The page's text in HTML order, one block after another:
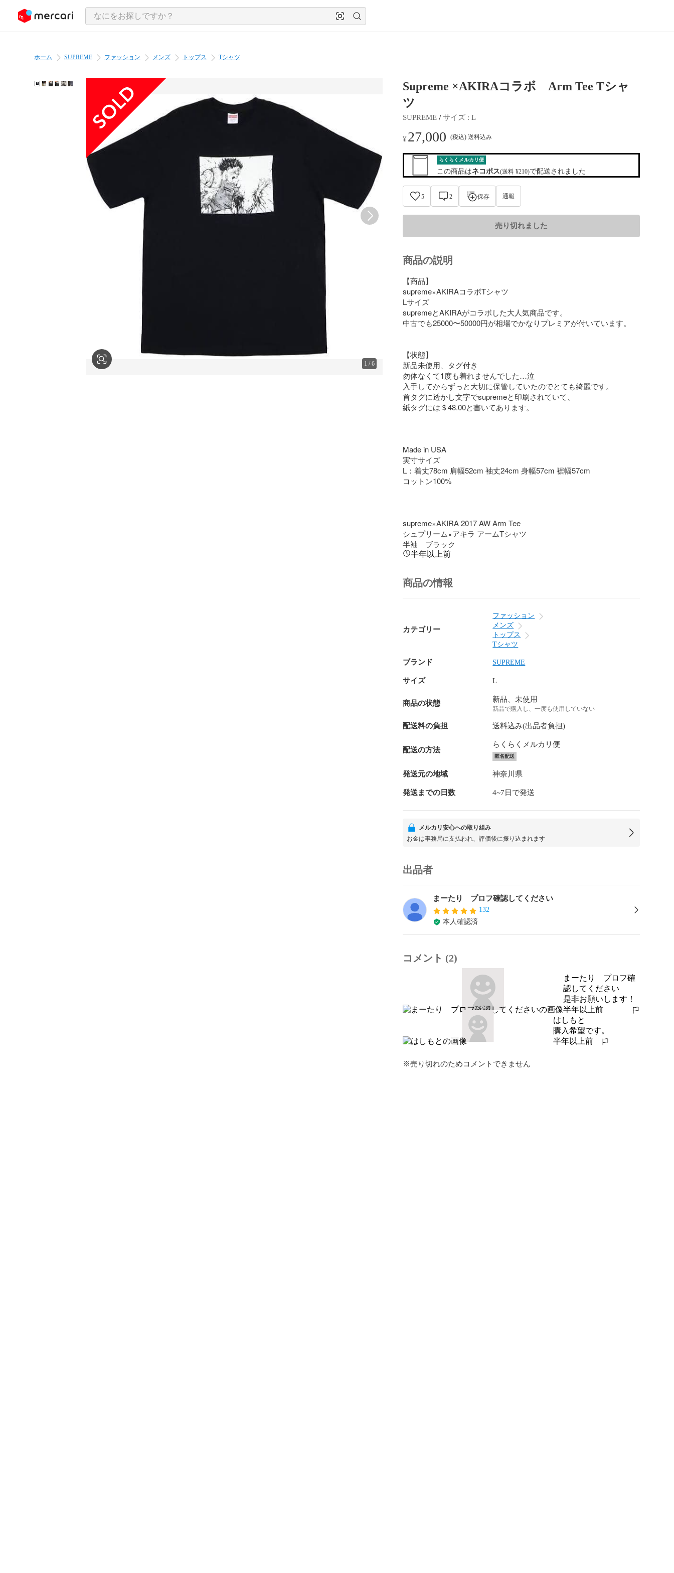
ツにスキップ
ホーム SUPREME ファッション メンズ トップス Tシャツ
1 /6
Supreme ×AKIRAコラボ Arm Tee Tシャ
ツ
SUPREME / サイズ : L
¥ 27,000 (税込) 送料込み
らくらくメルカリ便
この商品はネコポス(送料 ¥210)で配送されました
5 2 保存 通報
売り切れました
商品の説明
【商品】
supreme×AKIRAコラボTシャツ
Lサイズ
supremeとAKIRAがコラボした大人気商品です。
中古でも25000〜50000円が相場でかなりプレミアが付いています。
【状態】
新品未使用、タグ付き
勿体なくて1度も着れませんでした…泣
入手してからずっと大切に保管していたのでとても綺麗です。
首タグに透かし文字でsupremeと印刷されていて、
紙タグには＄48.00と書いてあります。
Made in USA
実寸サイズ
L：着丈78cm 肩幅52cm 袖丈24cm 身幅57cm 裾幅57cm
コットン100%
supreme×AKIRA 2017 AW Arm Tee
シュプリーム×アキラ アームTシャツ
半袖　ブラック
半年以上前
商品の情報
カテゴリー
ファッション
メンズ
トップス
Tシャツ
ブランド SUPREME
サイズ L
商品の状態 新品、未使用
新品で購入し、一度も使用していない
配送料の負担 送料込み(出品者負担)
配送の方法
らくらくメルカリ便
匿名配送
発送元の地域 神奈川県
発送までの日数 4~7日で発送
メルカリ安心への取り組み
お金は事務局に支払われ、評価後に振り込まれます
出品者
まーたり プロフ確認してください
132
本人確認済
コメント (2)
まーたり プロフ確
認してください
是非お願いします！
半年以上前
報告する
はしもと
購入希望です。
半年以上前
報告する
※売り切れのためコメントできません